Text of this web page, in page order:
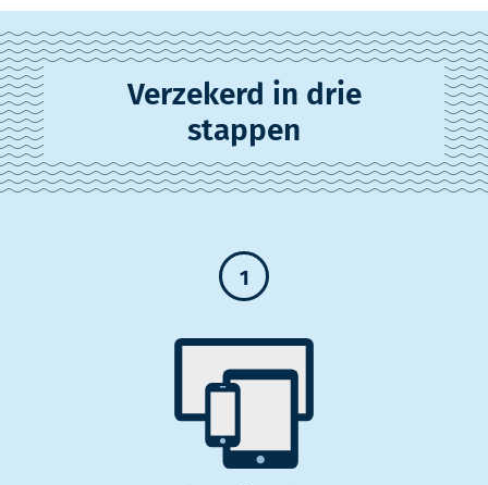
Verzekerd in drie
stappen
1